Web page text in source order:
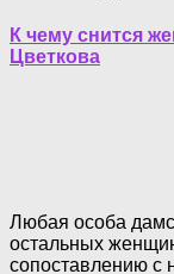
К чему снится
Цветкова
Любая особа
остальных
сопоставлению с